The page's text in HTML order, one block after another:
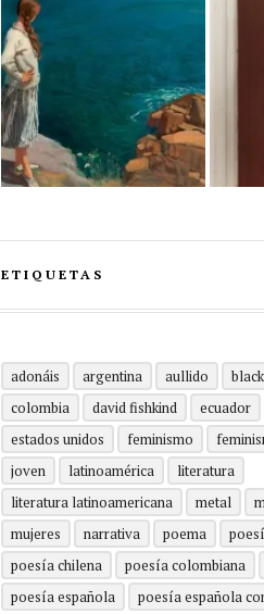
ETIQUETAS
adonáis argentina aullido
colombia
david fishkind ecuador
estados unidos
feminismo
joven
latinoamérica
literatura
literatura latinoamericana
metal
mujeres
narrativa poema
poesía chilena
poesía colombiana
poesía española
poesía española